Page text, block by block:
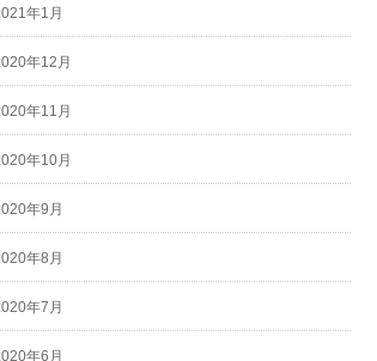
2021年1月
2020年12月
2020年11月
2020年10月
2020年9月
2020年8月
2020年7月
2020年6月